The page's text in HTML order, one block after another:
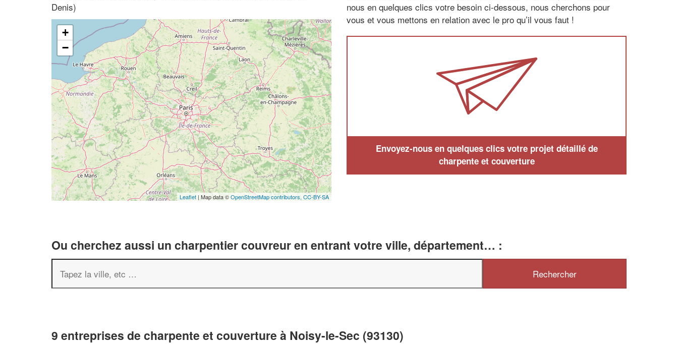
Denis)
+
−
Leaflet | Map data ©OpenStreetMap contributors, CC-BY-SA
nous en quelques clics votre besoin ci-dessous, nous cherchons pour
vous et vous mettons en relation avec le pro qu’il vous faut !
Envoyez-nous en quelques clics votre projet détaillé de
charpente et couverture
Ou cherchez aussi un charpentier couvreur en entrant votre ville, département… :
9 entreprises de charpente et couverture à Noisy-le-Sec (93130)